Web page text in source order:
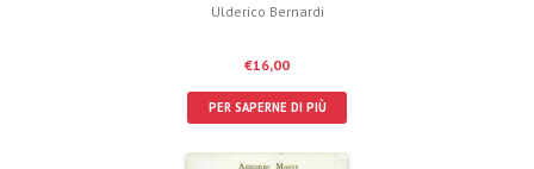
Ulderico Bernardi
€16,00
PER SAPERNE DI PIÙ